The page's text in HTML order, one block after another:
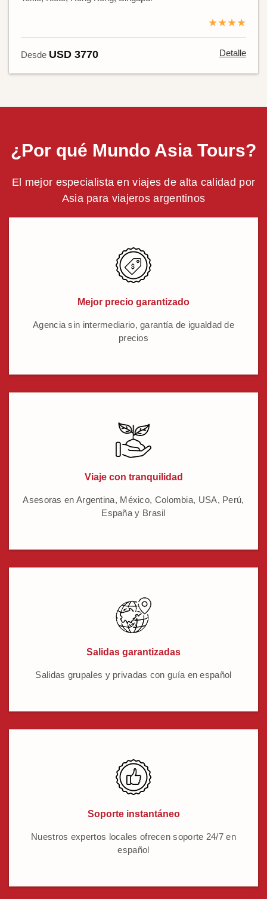
★★★★
Desde USD 3770 Detalle
¿Por qué Mundo Asia Tours?
El mejor especialista en viajes de alta calidad por
Asia para viajeros argentinos
Mejor precio garantizado
Agencia sin intermediario, garantía de igualdad de
precios
Viaje con tranquilidad
Asesoras en Argentina, México, Colombia, USA, Perú,
España y Brasil
Salidas garantizadas
Salidas grupales y privadas con guía en español
Soporte instantáneo
Nuestros expertos locales ofrecen soporte 24/7 en
español